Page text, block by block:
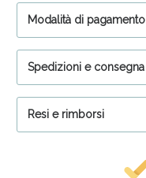
Modalità di pagamento
Spedizioni e consegna
Resi e rimborsi